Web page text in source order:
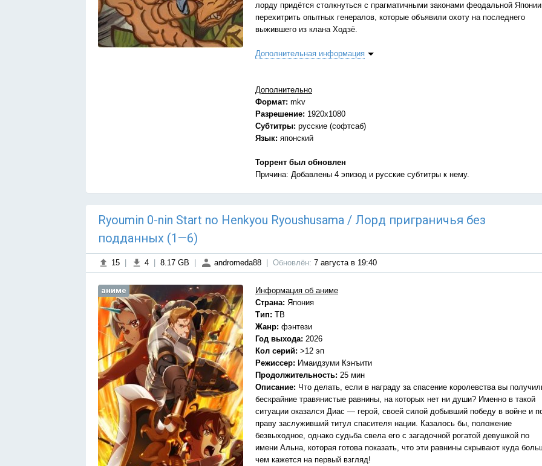
лорду придётся столкнуться с прагматичными законами феодальной
перехитрить опытных генералов, которые объявили охоту на последнего
выжившего из клана Ходзё.
Дополнительная информация
Дополнительно
Формат: mkv
Разрешение: 1920x1080
Субтитры: русские (софтсаб)
Язык: японский
Торрент был обновлен
Причина: Добавлены 4 эпизод и русские субтитры к нему.
Ryoumin 0-nin Start no Henkyou Ryoushusama / Лорд приграничья без
подданных (1—6)
15 4 8.17 GB andromeda88 Обновлён: 7 августа в 19:40
аниме
Информация об аниме
Страна: Япония
Тип: ТВ
Жанр: фэнтези
Год выхода: 2026
Кол серий: >12 эп
Режиссер: Имаидзуми Кэнъити
Продолжительность: 25 мин
Описание: Что делать, если в награду за спасение королевства вы
бескрайние травянистые равнины, на которых нет ни души? Именно в такой
ситуации оказался Диас — герой, своей силой добывший победу в войне и
праву заслуживший титул спасителя нации. Казалось бы, положение
безвыходное, однако судьба свела его с загадочной рогатой девушкой по
имени Альна, которая готова показать, что эти равнины скрывают куда
чем кажется на первый взгляд!